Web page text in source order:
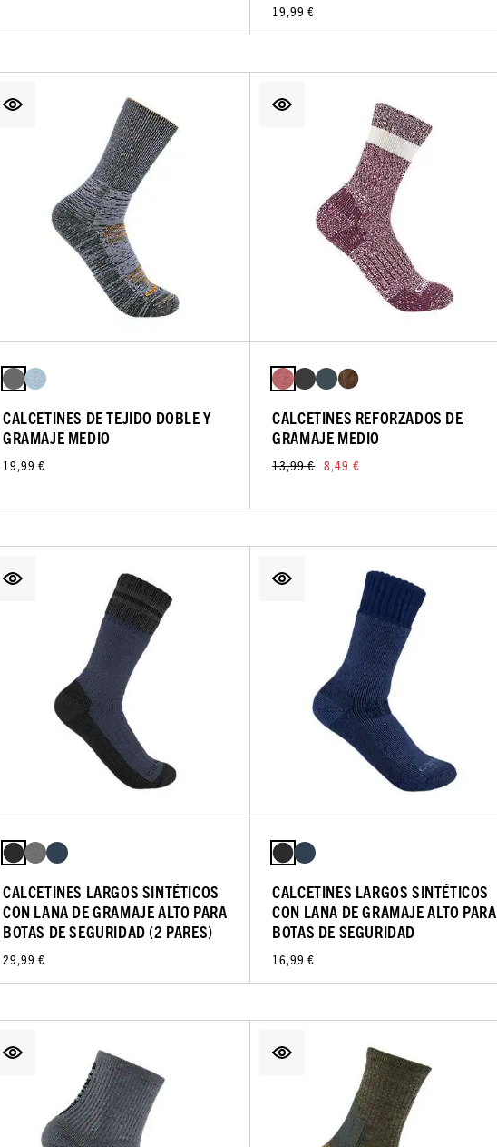
19,99 €
CALCETINES DE TEJIDO DOBLE Y
GRAMAJE MEDIO
19,99 €
CALCETINES REFORZADOS DE
GRAMAJE MEDIO
13,99 € 8,49 €
CALCETINES LARGOS SINTÉTICOS
CON LANA DE GRAMAJE ALTO PARA
BOTAS DE SEGURIDAD (2 PARES)
29,99 €
CALCETINES LARGOS SINTÉTICOS
CON LANA DE GRAMAJE ALTO PARA
BOTAS DE SEGURIDAD
16,99 €